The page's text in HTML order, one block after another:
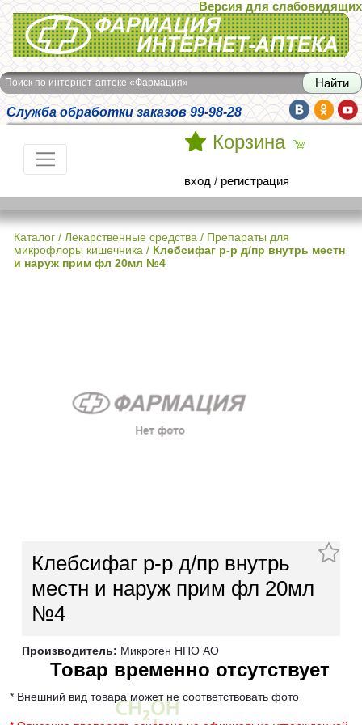
Интернет-аптека Фармация
Версия для слабовидящих
Поиск по интернет-аптеке «Фармация»
Служба обработки заказов 99-98-28
Корзина
вход / регистрация
Каталог / Лекарственные средства / Препараты для
микрофлоры кишечника / Клебсифаг р-р д/пр внутрь местн
и наруж прим фл 20мл №4
Клебсифаг р-р д/пр внутрь
местн и наруж прим фл 20мл
№4
Производитель: Микроген НПО АО
Товар временно отсутствует
* Внешний вид товара может не соответствовать фото